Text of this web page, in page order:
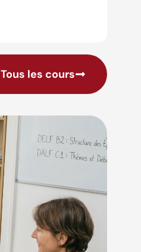
Tous les cours